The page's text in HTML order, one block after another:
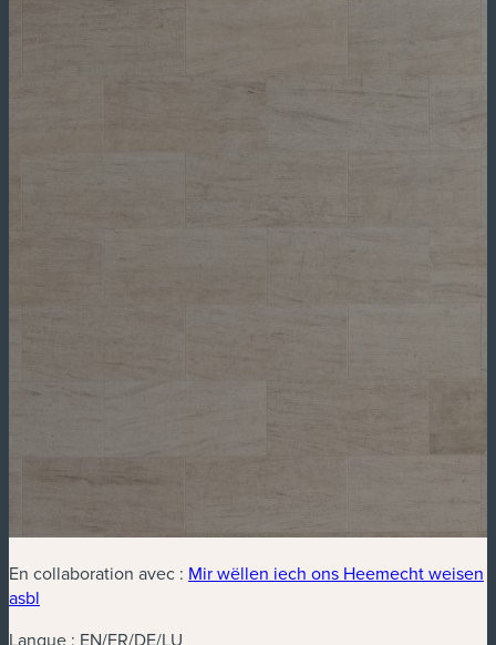
En collaboration avec : Mir wëllen iech ons Heemecht weisen
asbl
Langue : EN/FR/DE/LU